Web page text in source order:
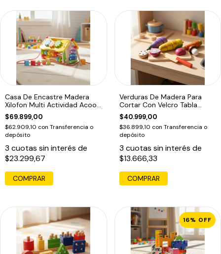
Casa De Encastre Madera
Xilofon Multi Actividad Acool
6622 F
$69.899,00
$62.909,10 con Transferencia o
depósito
3 cuotas sin interés de
$23.299,67
Verduras De Madera Para
Cortar Con Velcro Tabla
Acool 6654
$40.999,00
$36.899,10 con Transferencia o
depósito
3 cuotas sin interés de
$13.666,33
16% OFF